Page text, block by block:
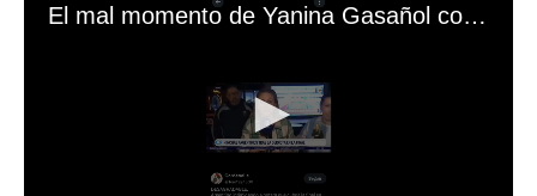
El mal momento de Yanina Gasañol con un hincha argentino en "Subrayado"